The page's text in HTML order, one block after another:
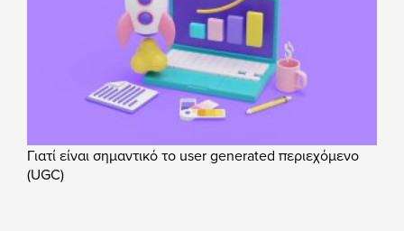
Γιατί είναι σημαντικό το user generated περιεχόμενο
(UGC)